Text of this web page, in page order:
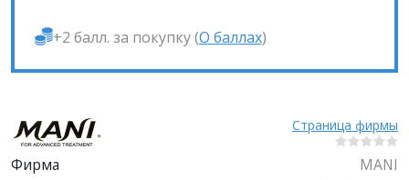
+2 балл. за покупку (О баллах)
Страница фирмы
Фирма
MANI